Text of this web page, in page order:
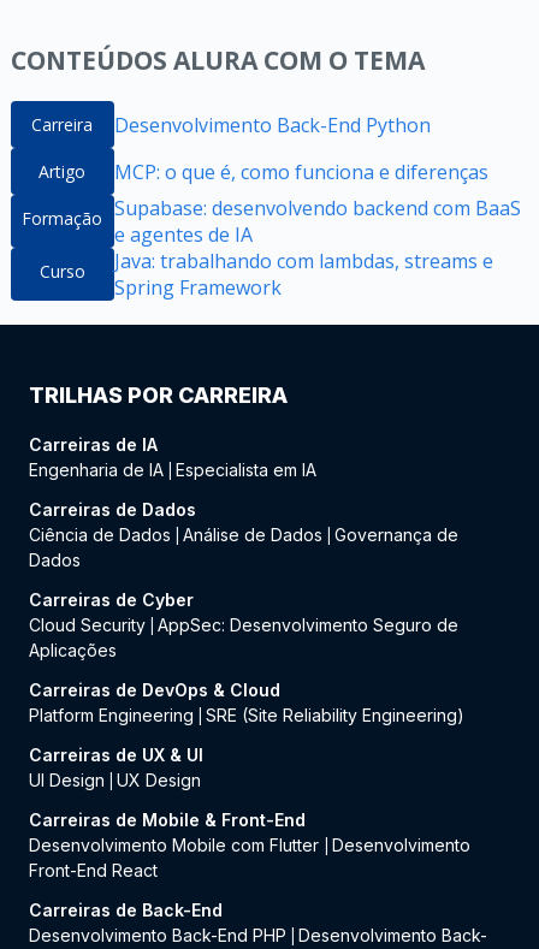
CONTEÚDOS ALURA COM O TEMA
Carreira Desenvolvimento Back-End Python
Artigo MCP: o que é, como funciona e diferenças
Formação Supabase: desenvolvendo backend com BaaS
e agentes de IA
Curso
Java: trabalhando com lambdas, streams e
Spring Framework
TRILHAS POR CARREIRA
Carreiras de IA
Engenharia de IA Especialista em IA
Carreiras de Dados
Ciência de Dados
Análise de Dados
Governança de
Dados
Carreiras de Cyber
Cloud Security AppSec: Desenvolvimento Seguro de
Aplicações
Carreiras de DevOps & Cloud
Platform Engineering
SRE (Site Reliability Engineering)
Carreiras de UX & UI
UI Design
UX Design
Carreiras de Mobile & Front-End
Desenvolvimento Mobile com Flutter
Desenvolvimento
Front-End React
Carreiras de Back-End
Desenvolvimento Back-End PHP
Desenvolvimento Back-